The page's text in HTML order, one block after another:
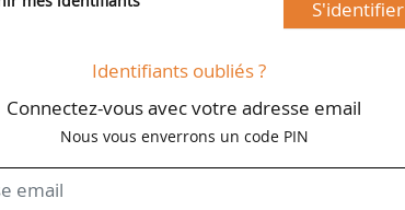
S'identifier
Identifiants oubliés ?
Connectez-vous avec votre adresse email
Nous vous enverrons un code PIN